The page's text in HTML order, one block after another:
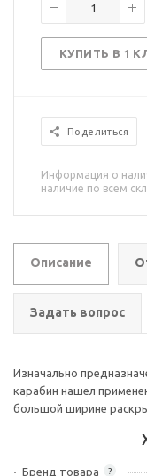
КУПИТЬ В 1
Поделиться
Информация о
наличие по всем
Описание
Задать вопрос
Изначально
карабин нашел
большой ширине
?
Бренд товара